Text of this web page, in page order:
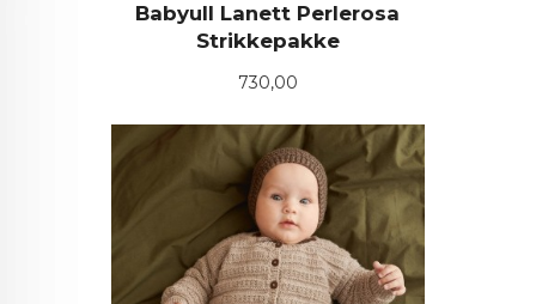
Babyull Lanett Perlerosa
Strikkepakke
Pris
730,00